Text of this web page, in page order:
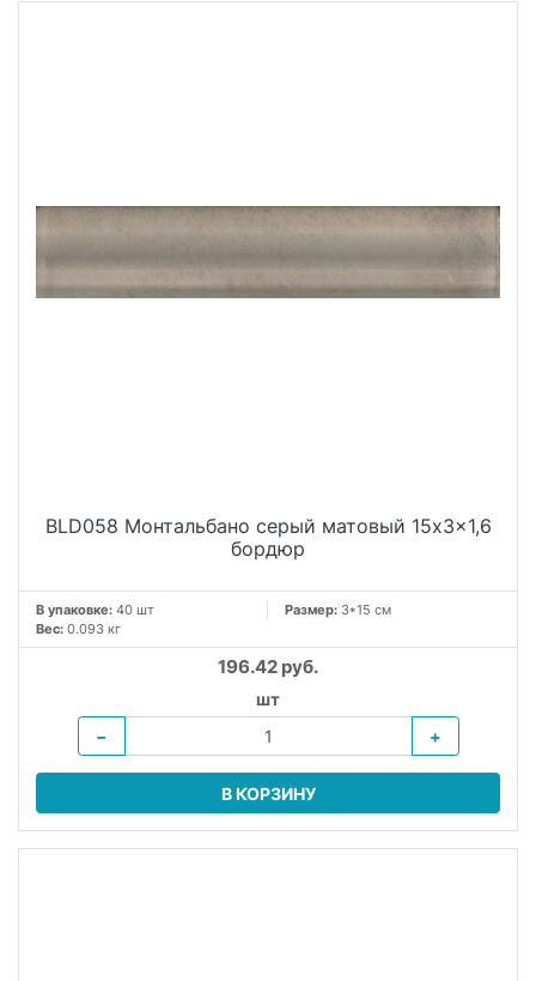
BLD058 Монтальбано серый матовый 15x3x1,6
бордюр
В упаковке: 40 шт Размер: 3*15 см
Вес: 0.093 кг
196.42 руб.
шт
−
+
В КОРЗИНУ